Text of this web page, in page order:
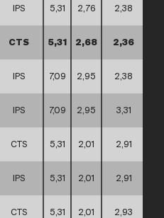
IPS 5,31 2,76 2,38
CTS 5,31 2,68 2,36
IPS 7,09 2,95 2,38
IPS 7,09 2,95 3,31
CTS 5,31 2,01 2,91
IPS 5,31 2,01 2,91
CTS 5,31 2,01 2,93